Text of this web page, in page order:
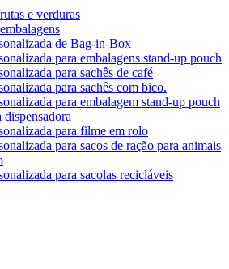
e verduras
de Bag-in-Box
para embalagens stand-up pouch
para sachês de café
para sachês com bico.
para embalagem stand-up pouch
para filme em rolo
para sacos de ração para animais
para sacolas recicláveis